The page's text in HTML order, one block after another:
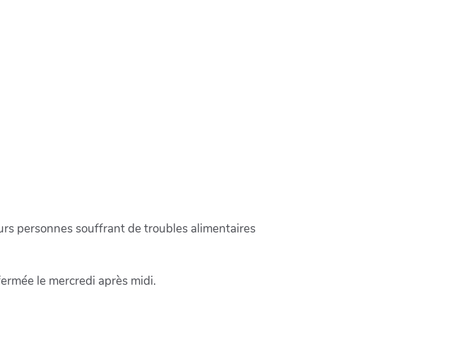
personnes souffrant de troubles alimentaires
le mercredi après midi.